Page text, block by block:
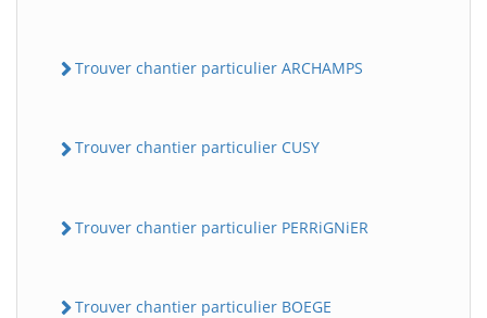
Trouver chantier particulier ARCHAMPS
Trouver chantier particulier CUSY
Trouver chantier particulier PERRiGNiER
Trouver chantier particulier BOEGE